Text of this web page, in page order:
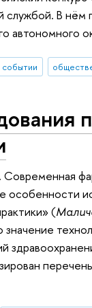
В нём
автономного
особенности
(